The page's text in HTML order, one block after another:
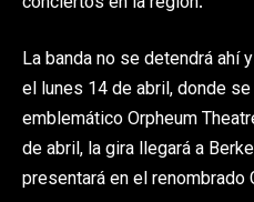
La banda no se detendrá ahí
el lunes 14 de abril, donde
emblemático Orpheum
de abril, la gira llegará a
presentará en el renombrado